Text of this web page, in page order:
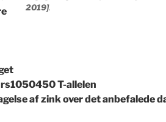
2019].
T-allelen
af zink over det anbefalede